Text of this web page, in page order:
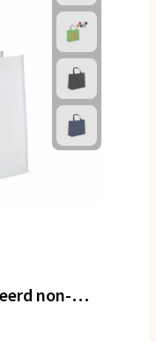
R-PET Draagtas gelamineerd non-woven 40 x 16 x 35cm 105g/m²